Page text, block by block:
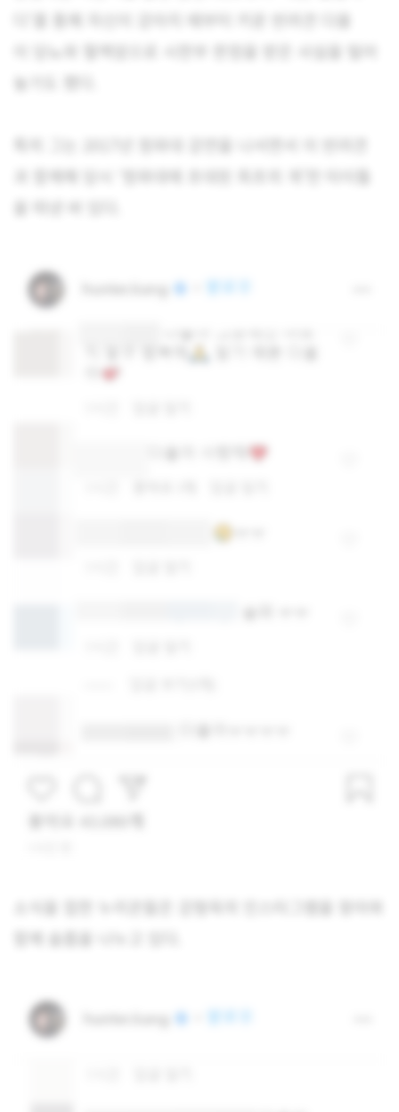
다’를 통해 자신이 강아지 때부터 키운 반려견 다올
이 당뇨와 혈액암으로 시한부 판정을 받은 사실을 털어
놓기도 했다.
특히 그는 2017년 청와대 강연을 나서면서 이 반려견
과 함께해 당시 ‘청와대에 초대된 최초의 개’란 타이틀
을 따낸 바 있다.
소식을 접한 누리꾼들은 강형욱의 인스타그램을 찾아와
함께 슬픔을 나누고 있다.